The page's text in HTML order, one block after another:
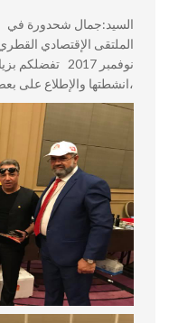
السيد:جمال شحدورة في
نوفمبر 2017
انشطتها والإطلاع على بعض منتوجاتها،